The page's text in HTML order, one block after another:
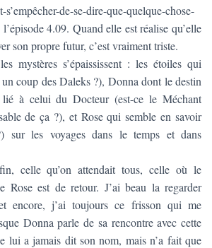
de-se-dire-que-quelque-chose-
4.09. Quand elle est réalise qu’elle
son propre futur, c’est vraiment triste.
mystères s’épaississent : les étoiles qui
coup des Daleks ?), Donna dont le destin
lié à celui du Docteur (est-ce le Méchant
de ça ?), et Rose qui semble en savoir
sur les voyages dans le temps et dans
celle qu’on attendait tous, celle où le
Rose est de retour. J’ai beau la regarder
encore, j’ai toujours ce frisson qui me
Donna parle de sa rencontre avec cette
lui a jamais dit son nom, mais n’a fait que